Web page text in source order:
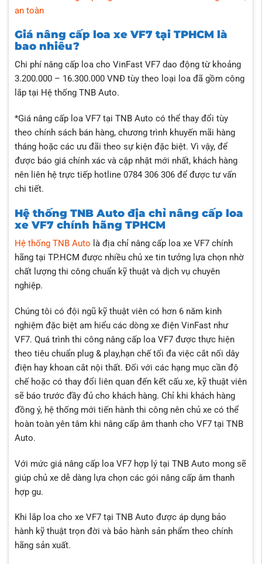
an toàn
Giá nâng cấp loa xe VF7 tại TPHCM là
bao nhiêu?
Chi phí nâng cấp loa cho VinFast VF7 dao động từ khoảng
3.200.000 – 16.300.000 VNĐ tùy theo loại loa đã gồm công
lắp tại Hệ thống TNB Auto.
*Giá nâng cấp loa VF7 tại TNB Auto có thể thay đổi tùy
theo chính sách bán hàng, chương trình khuyến mãi hàng
tháng hoặc các ưu đãi theo sự kiện đặc biệt. Vì vậy, để
được báo giá chính xác và cập nhật mới nhất, khách hàng
nên liên hệ trực tiếp hotline 0784 306 306 để được tư vấn
chi tiết.
Hệ thống TNB Auto địa chỉ nâng cấp loa
xe VF7 chính hãng TPHCM
Hệ thống TNB Auto là địa chỉ nâng cấp loa xe VF7 chính
hãng tại TP.HCM được nhiều chủ xe tin tưởng lựa chọn nhờ
chất lượng thi công chuẩn kỹ thuật và dịch vụ chuyên
nghiệp.
Chúng tôi có đội ngũ kỹ thuật viên có hơn 6 năm kinh
nghiệm đặc biệt am hiểu các dòng xe điện VinFast như
VF7. Quá trình thi công nâng cấp loa VF7 được thực hiện
theo tiêu chuẩn plug & play,hạn chế tối đa việc cắt nối dây
điện hay khoan cắt nội thất. Đối với các hạng mục cần độ
chế hoặc có thay đổi liên quan đến kết cấu xe, kỹ thuật viên
sẽ báo trước đầy đủ cho khách hàng. Chỉ khi khách hàng
đồng ý, hệ thống mới tiến hành thi công nên chủ xe có thể
hoàn toàn yên tâm khi nâng cấp âm thanh cho VF7 tại TNB
Auto.
Với mức giá nâng cấp loa VF7 hợp lý tại TNB Auto mong sẽ
giúp chủ xe dễ dàng lựa chọn các gói nâng cấp âm thanh
hợp gu.
Khi lắp loa cho xe VF7 tại TNB Auto được áp dụng bảo
hành kỹ thuật trọn đời và bảo hành sản phẩm theo chính
hãng sản xuất.